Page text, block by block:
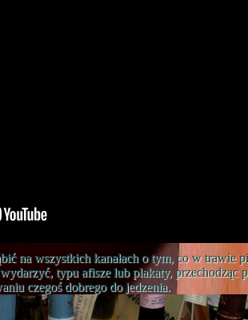
na wszystkich kanałach o tym, co w trawie
typu afisze lub plakaty, przechodząc
czegoś dobrego do jedzenia.